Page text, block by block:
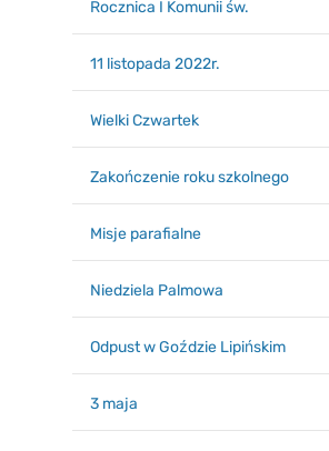
Rocznica I Komunii św.
11 listopada 2022r.
Wielki Czwartek
Zakończenie roku szkolnego
Misje parafialne
Niedziela Palmowa
Odpust w Goździe Lipińskim
3 maja